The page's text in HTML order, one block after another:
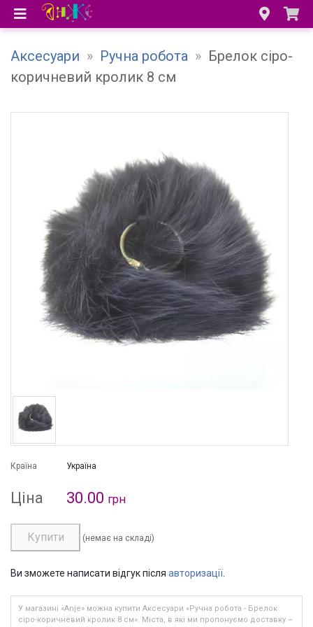
Аксесуари » Ручна робота » Брелок сіро-
коричневий кролик 8 см
Країна Україна
Ціна 30.00 грн
Купити (немає на складі)
Ви зможете написати відгук після авторизації
У магазині «Anje» можна купити Аксесуари «Ручна робота - Брелок
сіро-коричневий кролик 8 см». Міста, в які ми пропонуємо доставку –